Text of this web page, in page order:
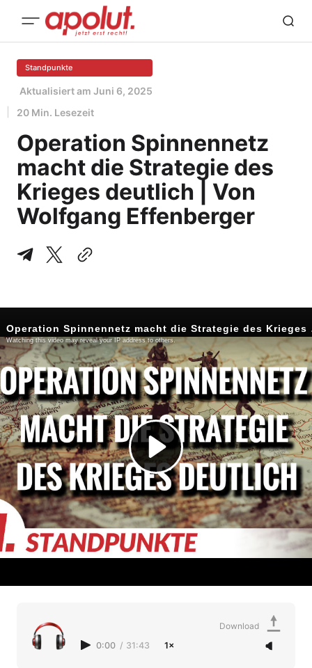
Standpunkte
Aktualisiert am Juni 6, 2025
20 Min. Lesezeit
Operation Spinnennetz
macht die Strategie des
Krieges deutlich | Von
Wolfgang Effenberger
0:00 / 31:43 1×
Download